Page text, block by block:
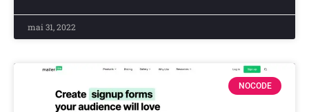
mai 31, 2022
NOCODE